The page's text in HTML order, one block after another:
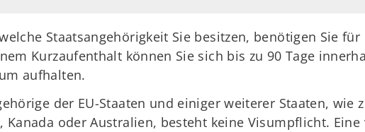
Staatsangehörigkeit Sie besitzen, benötigen Sie
Kurzaufenthalt können Sie sich bis zu 90 Tage
aufhalten.
der EU-Staaten und einiger weiterer Staaten,
Kanada oder Australien, besteht keine Visumpflicht.